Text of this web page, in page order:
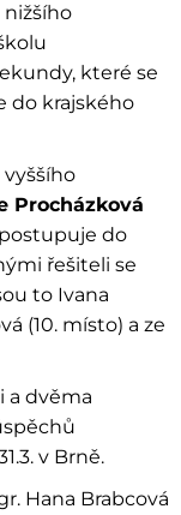
nižšího
které se
do krajského
Procházková
do
řešiteli se
to Ivana
(10. místo) a ze
a dvěma
v Brně.
Hana Brabcová